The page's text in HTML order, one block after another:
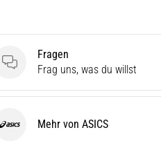
Fragen
Fragen
Frag uns, was du willst
ASICS Mehr von ASICS